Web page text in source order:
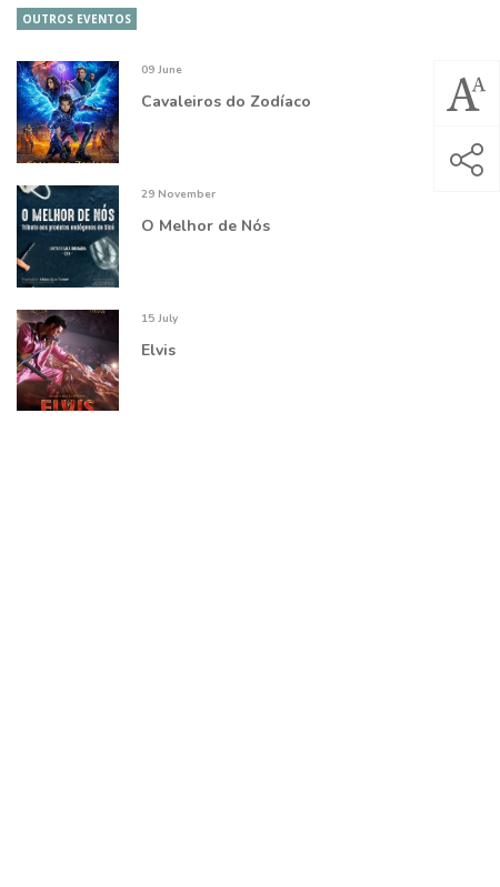
OUTROS EVENTOS
09 June
Cavaleiros do Zodíaco
29 November
O Melhor de Nós
15 July
Elvis